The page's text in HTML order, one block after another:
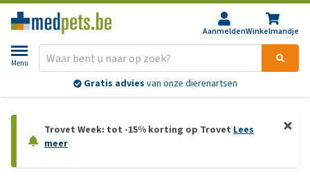
AanmeldenWinkelmandje
Menu
Gratis advies van onze dierenartsen
Trovet Week: tot -15% korting op Trovet Lees
meer